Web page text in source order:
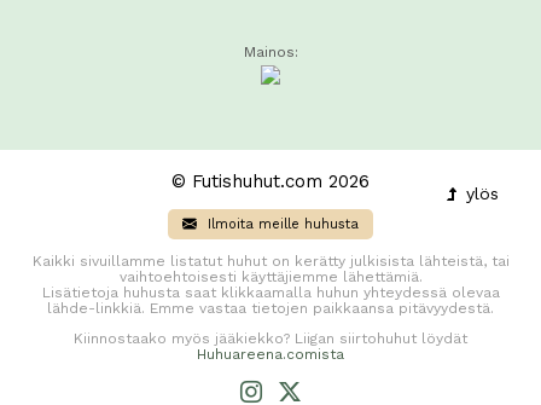
Mainos:
ylös
© Futishuhut.com 2026
Ilmoita meille huhusta
Kaikki sivuillamme listatut huhut on kerätty julkisista lähteistä, tai
vaihtoehtoisesti käyttäjiemme lähettämiä.
Lisätietoja huhusta saat klikkaamalla huhun yhteydessä olevaa
lähde-linkkiä. Emme vastaa tietojen paikkaansa pitävyydestä.
Kiinnostaako myös jääkiekko? Liigan siirtohuhut löydät
Huhuareena.comista